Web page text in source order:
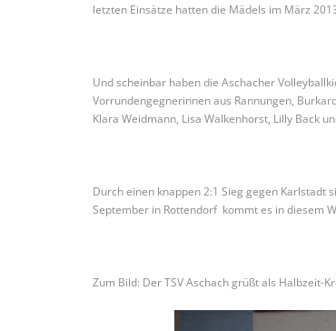
letzten Einsätze hatten die Mädels im März
Und scheinbar haben die Aschacher
Vorrundengegnerinnen aus Rannungen,
Klara Weidmann, Lisa Walkenhorst, Lilly Back
Durch einen knappen 2:1 Sieg gegen Karlstadt
September in Rottendorf kommt es in diesem
Zum Bild: Der TSV Aschach grüßt als Halbzeit-